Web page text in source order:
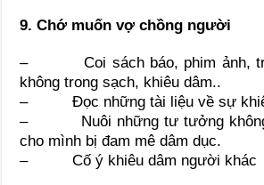
9. Chớ muốn vợ chồng người
– Coi sách báo, phim ảnh,
không trong sạch, khiêu dâm..
– Đọc những tài liệu về sự
– Nuôi những tư tưởng không
cho mình bị đam mê dâm dục.
– Cố ý khiêu dâm người khác